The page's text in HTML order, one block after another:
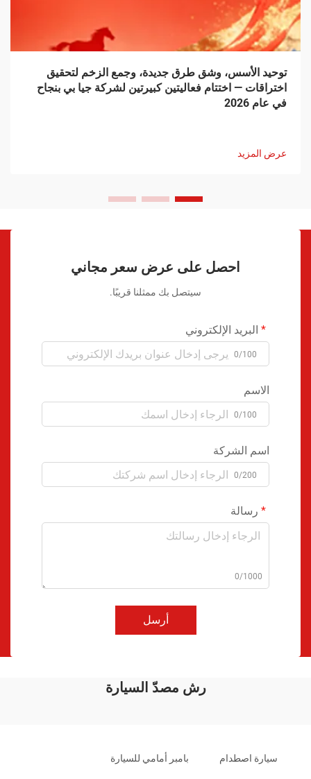
توحيد الأسس، وشق طرق جديدة، وجمع الزخم لتحقيق
اختراقات — اختتام فعاليتين كبيرتين لشركة جيا بي بنجاح
في عام 2026
عرض المزيد
احصل على عرض سعر مجاني
سيتصل بك ممثلنا قريبًا.
البريد الإلكتروني
0/100
الاسم
0/100
اسم الشركة
0/200
رسالة
0/1000
أرسل
رش مصدّ السيارة
سيارة اصطدام بامبر أمامي للسيارة